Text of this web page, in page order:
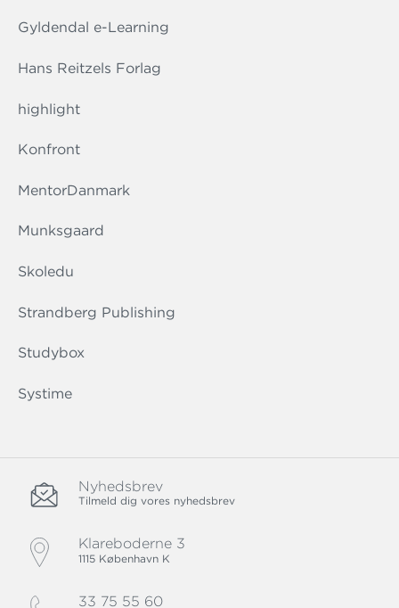
Gyldendal e-Learning
Hans Reitzels Forlag
highlight
Konfront
MentorDanmark
Munksgaard
Skoledu
Strandberg Publishing
Studybox
Systime
Nyhedsbrev
Tilmeld dig vores nyhedsbrev
Klareboderne 3
1115 København K
33 75 55 60